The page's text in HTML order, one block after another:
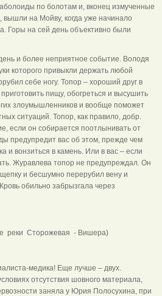
по болотам и, вконец измученные
на Мойву, когда уже начинало
Горы на сей день объективно были
и более неприятное событие. Володя
которого привыкли держать любой
себе ногу. Топор – хороший друг в
пищу, обогреться и высушить
злоумышленников и вообще поможет
ситуаций. Топор, как правило, добр.
если он собирается поотлынивать от
предупредит вас об этом, прежде чем
и вонзиться в камень. Или в вас – если
Журавлева топор не предупреждал. Он
и бесшумно перерубил вену и
обильно забрызгала через
- Вишера)
медика! Еще лучше – двух.
отсутствия шовного материала,
заняла у Юрия Полосухина, при